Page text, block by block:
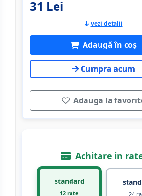
31 Lei
vezi detalii
Adaugă în coș
Cumpra acum
Adauga la
Achitare in
standard
12 rate 24